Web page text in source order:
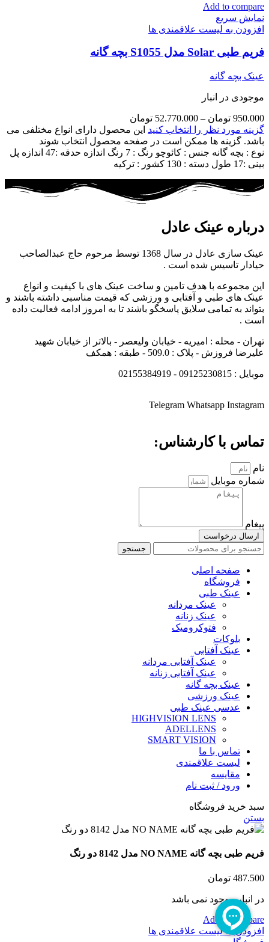
Add to compare
نمایش سریع
افزودن به لیست علاقمندی ها
فریم طبی Solar مدل S1055 بچه گانه
عینک بچه گانه
موجودی در انبار
950.000 تومان –
52.770.000 تومان
گزینه مورد نظر را انتخاب کنید این محصول دارای انواع مختلفی می
باشد. گزینه ها ممکن است در صفحه محصول انتخاب شوند
نوع : بچه گانه جنس : کائوچو رنگ : 7 رنگ اندازه حدقه :47 اندازه پل
بینی :17 طول دسته : 130 کشور : ترکیه
درباره عینک عادل
عینک سازی عادل در سال 1368 توسط مرحوم حاج عبدالصاحب
حیادار تاسیس شده است .
این مجموعه با هدف تامین و ساخت عینک های با کیفیت و انواع
عینک های طبی و آفتابی و ورزشی که قیمت مناسبی داشته باشند و
بتواند به تمامی سلایق پاسخگو باشند تا به امروز ادامه فعالیت داده
است .
تهران - محله : امیریه - خیابان ولیعصر - بالاتر از خیابان شهید
علیرضا فروزش - پلاک : 509.0 - طبقه : همکف
موبایل : 09125230815 - 02155384919
Telegram Whatsapp Instagram
تماس با کارشناس:
نام
شماره موبایل
پیغام
ارسال درخواست
جستجو
صفحه اصلی
فروشگاه
عینک طبی
عینک مردانه
عینک زنانه
فتوکرومیک
بلوکات
عینک آفتابی
عینک آفتابی مردانه
عینک آفتابی زنانه
عینک بچه گانه
عینک ورزشی
عدسی عینک طبی
HIGHVISION LENS
ADELLENS
SMART VISION
تماس با ما
لیست علاقمندی
مقایسه
ورود / ثبت نام
سبد خرید فروشگاه
بستن
فریم طبی بچه گانه NO NAME مدل 8142 دو رنگ
487.500 تومان
در انبار موجود نمی باشد
Add to compare
افزودن به لیست علاقمندی ها